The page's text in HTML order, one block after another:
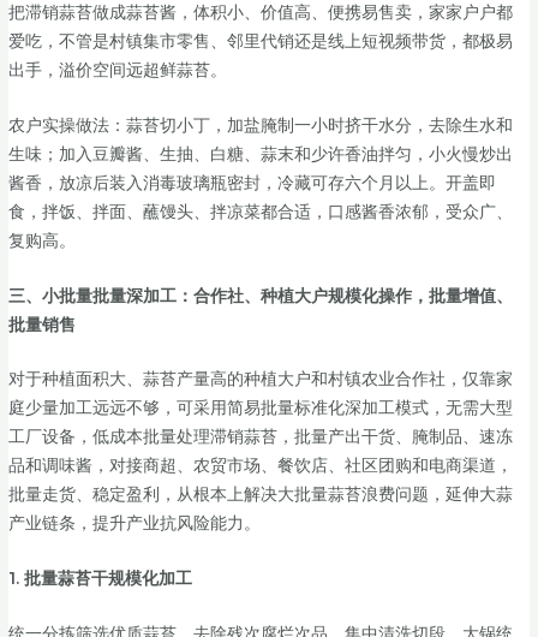
把滞销蒜苔做成蒜苔酱，体积小、价值高、便携易售卖，家家户户都
爱吃，不管是村镇集市零售、邻里代销还是线上短视频带货，都极易
出手，溢价空间远超鲜蒜苔。
农户实操做法：蒜苔切小丁，加盐腌制一小时挤干水分，去除生水和
生味；加入豆瓣酱、生抽、白糖、蒜末和少许香油拌匀，小火慢炒出
酱香，放凉后装入消毒玻璃瓶密封，冷藏可存六个月以上。开盖即
食，拌饭、拌面、蘸馒头、拌凉菜都合适，口感酱香浓郁，受众广、
复购高。
三、小批量批量深加工：合作社、种植大户规模化操作，批量增值、
批量销售
对于种植面积大、蒜苔产量高的种植大户和村镇农业合作社，仅靠家
庭少量加工远远不够，可采用简易批量标准化深加工模式，无需大型
工厂设备，低成本批量处理滞销蒜苔，批量产出干货、腌制品、速冻
品和调味酱，对接商超、农贸市场、餐饮店、社区团购和电商渠道，
批量走货、稳定盈利，从根本上解决大批量蒜苔浪费问题，延伸大蒜
产业链条，提升产业抗风险能力。
1. 批量蒜苔干规模化加工